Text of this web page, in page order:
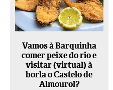
Vamos à Barquinha
comer peixe do rio e
visitar (virtual) à
borla o Castelo de
Almourol?